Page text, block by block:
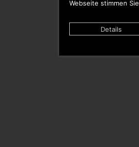
Webseite stimmen
Details